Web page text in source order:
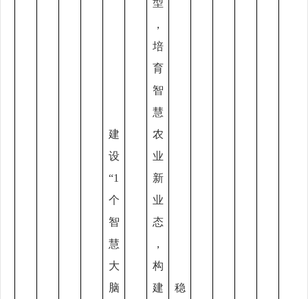
建
设
“1
个
智
慧
大
脑
，
培
育
智
慧
农
业
新
业
态
，
构
建
稳